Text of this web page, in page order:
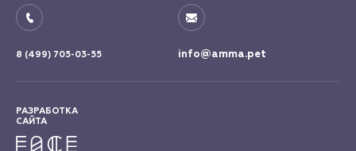
8 (499) 705-03-55 info@amma.pet
РАЗРАБОТКА
САЙТА